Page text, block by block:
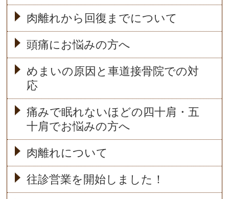
肉離れから回復までについて
頭痛にお悩みの方へ
めまいの原因と車道接骨院での対
応
痛みで眠れないほどの四十肩・五
十肩でお悩みの方へ
肉離れについて
往診営業を開始しました！